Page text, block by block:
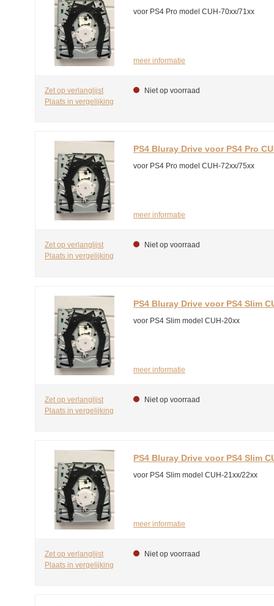
voor PS4 Pro model CUH-70xx/71xx
meer informatie
Zet op verlanglijst
Plaats in vergelijking
Niet op voorraad
PS4 Bluray Drive voor PS4 Pro
voor PS4 Pro model CUH-72xx/75xx
meer informatie
Zet op verlanglijst
Plaats in vergelijking
Niet op voorraad
PS4 Bluray Drive voor PS4 Slim
voor PS4 Slim model CUH-20xx
meer informatie
Zet op verlanglijst
Plaats in vergelijking
Niet op voorraad
PS4 Bluray Drive voor PS4 Slim
voor PS4 Slim model CUH-21xx/22xx
meer informatie
Zet op verlanglijst
Plaats in vergelijking
Niet op voorraad